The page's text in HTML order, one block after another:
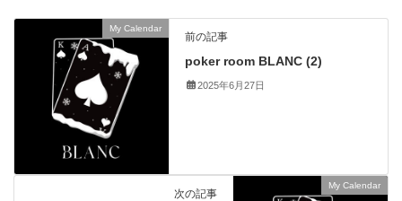
My Calendar
前の記事
poker room BLANC (2)
2025年6月27日
My Calendar
次の記事